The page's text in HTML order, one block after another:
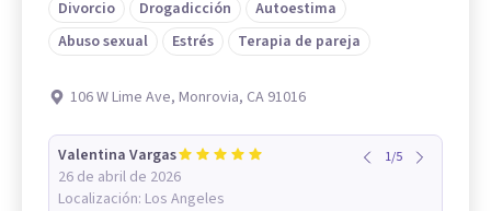
Divorcio
Drogadicción
Autoestima
Abuso sexual
Estrés Terapia de pareja
106 W Lime Ave, Monrovia, CA 91016
Valentina Vargas
26 de abril de 2026
Localización: Los Angeles
1/5